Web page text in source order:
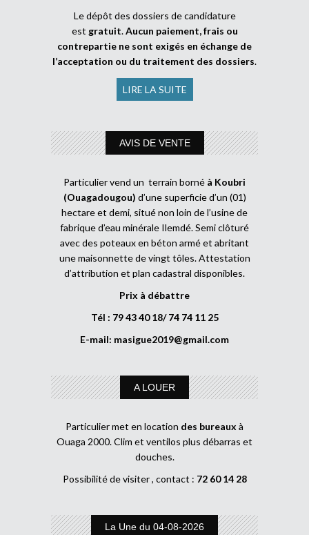
Le dépôt des dossiers de candidature
est gratuit.Aucun paiement, frais ou
contrepartie ne sont exigés en échange de
l’acceptation ou du traitement des dossiers.
LIRE LA SUITE
AVIS DE VENTE
Particulier vend un terrain borné à Koubri
(Ouagadougou) d’une superficie d’un (01)
hectare et demi, situé non loin de l’usine de
fabrique d’eau minérale Ilemdé. Semi clôturé
avec des poteaux en béton armé et abritant
une maisonnette de vingt tôles. Attestation
d’attribution et plan cadastral disponibles.
Prix à débattre
Tél : 79 43 40 18/ 74 74 11 25
E-mail: masigue2019@gmail.com
A LOUER
Particulier met en location des bureaux à
Ouaga 2000. Clim et ventilos plus débarras et
douches.
Possibilité de visiter , contact : 72 60 14 28
La Une du 04-08-2026